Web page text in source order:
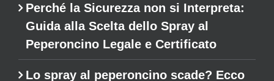
Perché la Sicurezza non si Interpreta:
Guida alla Scelta dello Spray al
Peperoncino Legale e Certificato
Lo spray al peperoncino scade? Ecco